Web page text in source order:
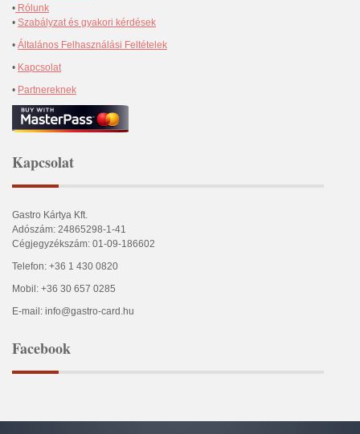
• Rólunk
• Szabályzat és gyakori kérdések
• Általános Felhasználási Feltételek
• Kapcsolat
• Partnereknek
Kapcsolat
Gastro Kártya Kft.
Adószám: 24865298-1-41
Cégjegyzékszám: 01-09-186602
Telefon: +36 1 430 0820
Mobil: +36 30 657 0285
E-mail: info@gastro-card.hu
Facebook